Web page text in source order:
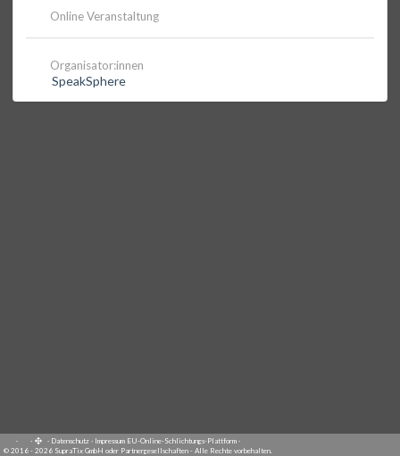
Online Veranstaltung
Organisator:innen
SpeakSphere
· · · Datenschutz · Impressum EU-Online-Schlichtungs-Plattform ·
© 2016 - 2026 SupraTix GmbH oder Partnergesellschaften - Alle Rechte vorbehalten.